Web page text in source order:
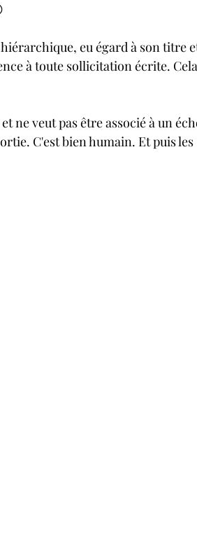
eu égard à son titre
à toute sollicitation écrite.
ne veut pas être associé à un
C'est bien humain. Et puis les